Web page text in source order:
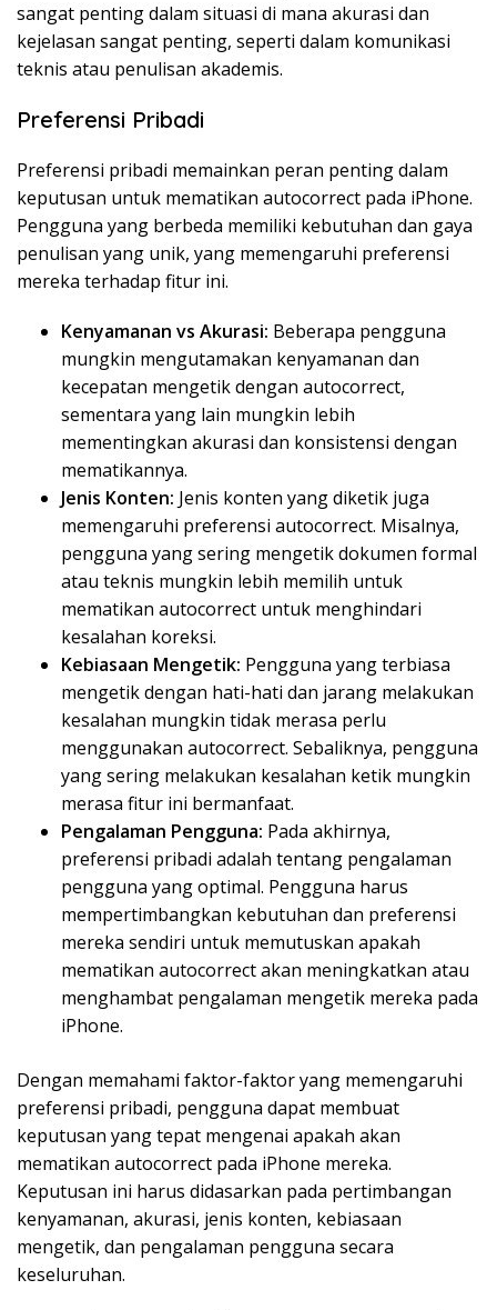
sangat penting dalam situasi di mana akurasi dan
kejelasan sangat penting, seperti dalam komunikasi
teknis atau penulisan akademis.
Preferensi Pribadi
Preferensi pribadi memainkan peran penting dalam
keputusan untuk mematikan autocorrect pada iPhone.
Pengguna yang berbeda memiliki kebutuhan dan gaya
penulisan yang unik, yang memengaruhi preferensi
mereka terhadap fitur ini.
Kenyamanan vs Akurasi: Beberapa pengguna
mungkin mengutamakan kenyamanan dan
kecepatan mengetik dengan autocorrect,
sementara yang lain mungkin lebih
mementingkan akurasi dan konsistensi dengan
mematikannya.
Jenis Konten: Jenis konten yang diketik juga
memengaruhi preferensi autocorrect. Misalnya,
pengguna yang sering mengetik dokumen formal
atau teknis mungkin lebih memilih untuk
mematikan autocorrect untuk menghindari
kesalahan koreksi.
Kebiasaan Mengetik: Pengguna yang terbiasa
mengetik dengan hati-hati dan jarang melakukan
kesalahan mungkin tidak merasa perlu
menggunakan autocorrect. Sebaliknya, pengguna
yang sering melakukan kesalahan ketik mungkin
merasa fitur ini bermanfaat.
Pengalaman Pengguna: Pada akhirnya,
preferensi pribadi adalah tentang pengalaman
pengguna yang optimal. Pengguna harus
mempertimbangkan kebutuhan dan preferensi
mereka sendiri untuk memutuskan apakah
mematikan autocorrect akan meningkatkan atau
menghambat pengalaman mengetik mereka pada
iPhone.
Dengan memahami faktor-faktor yang memengaruhi
preferensi pribadi, pengguna dapat membuat
keputusan yang tepat mengenai apakah akan
mematikan autocorrect pada iPhone mereka.
Keputusan ini harus didasarkan pada pertimbangan
kenyamanan, akurasi, jenis konten, kebiasaan
mengetik, dan pengalaman pengguna secara
keseluruhan.